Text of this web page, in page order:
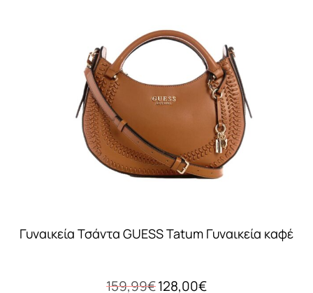
Γυναικεία Τσάντα GUESS Tatum Γυναικεία καφέ
159,99€Original
128,00€Η